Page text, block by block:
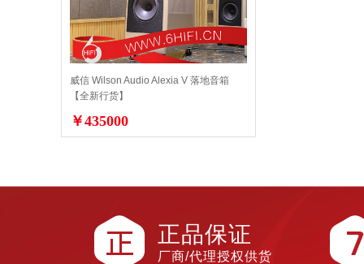
威信 Wilson Audio Alexia V 落地音箱
【全新行货】
￥435000
正品保证
厂商/代理授权供货